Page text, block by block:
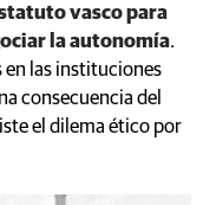
vasco para
la autonomía.
en las instituciones
consecuencia del
el dilema ético por